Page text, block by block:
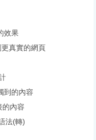
效果
真實的網頁
到的內容
的內容
法(轉)